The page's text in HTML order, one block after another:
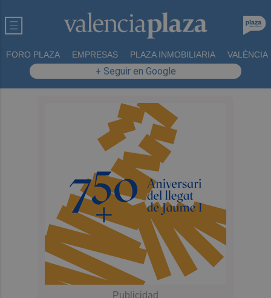
FORO PLAZA EMPRESAS PLAZA INMOBILIARIA VALÈNCIA
+ Seguir en Google